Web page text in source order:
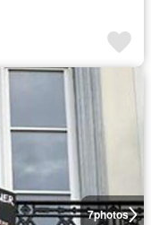
7photos